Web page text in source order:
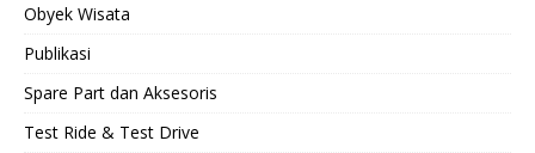
Obyek Wisata
Publikasi
Spare Part dan Aksesoris
Test Ride & Test Drive